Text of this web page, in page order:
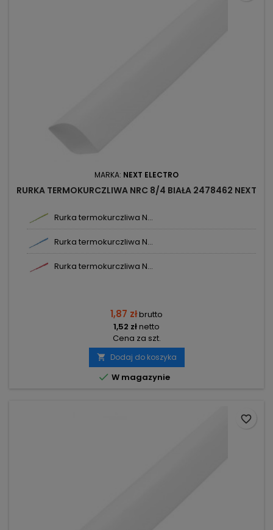
MARKA: NEXT ELECTRO
RURKA TERMOKURCZLIWA NRC 8/4 BIAŁA 2478462 NEXT
Rurka termokurczliwa N...
Rurka termokurczliwa N...
Rurka termokurczliwa N...
1,87 złbrutto
1,52 złnetto
Cena za szt.
 Dodaj do koszyka
 W magazynie
favorite_border